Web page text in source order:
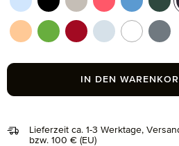
Lieferzeit ca. 1-3 Werktage,
bzw. 100 € (EU)
aquamarine (577)
black (199)cashmere (713)
coral (262)
peach fuzz (163)
peridot (658)
ruby (075)silver (829)
snow (001)
IN DEN